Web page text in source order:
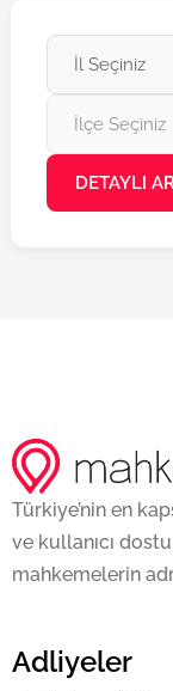
DETAYLI
Türkiye’nin en
ve kullanıcı
mahkemelerin
Adliyeler